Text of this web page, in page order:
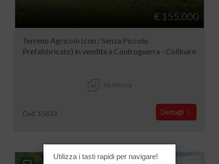
€ 155.000
Terreno Agricolo (con / Senza Piccolo
Prefabbricato) in vendita a Controguerra - Collinare
56.000 mq
Cod. 15633 Dettagli
Utilizza i tasti rapidi per navigare!